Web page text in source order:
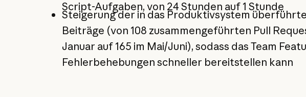
Script-Aufgaben, von 24 Stunden auf 1 Stunde
Steigerung der in das Produktivsystem
Beiträge (von 108 zusammengeführten Pull
Januar auf 165 im Mai/Juni), sodass das Team
Fehlerbehebungen schneller bereitstellen kann